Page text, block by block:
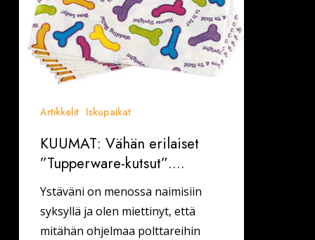
Artikkelit Iskupaikat
KUUMAT: Vähän erilaiset
”Tupperware-kutsut”….
Ystäväni on menossa naimisiin
syksyllä ja olen miettinyt, että
mitähän ohjelmaa polttareihin